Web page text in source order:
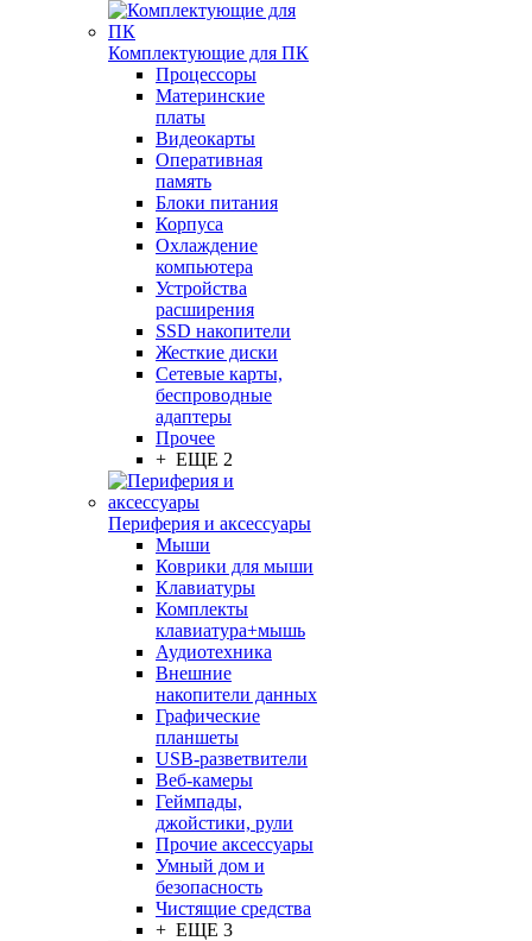
Комплектующие для ПК
Процессоры
Материнские
платы
Видеокарты
Оперативная
память
Блоки питания
Корпуса
Охлаждение
компьютера
Устройства
расширения
SSD накопители
Жесткие диски
Сетевые карты,
беспроводные
адаптеры
Прочее
+ ЕЩЕ 2
Периферия и аксессуары
Мыши
Коврики для мыши
Клавиатуры
Комплекты
клавиатура+мышь
Аудиотехника
Внешние
накопители данных
Графические
планшеты
USB-разветвители
Веб-камеры
Геймпады,
джойстики, рули
Прочие аксессуары
Умный дом и
безопасность
Чистящие средства
+ ЕЩЕ 3